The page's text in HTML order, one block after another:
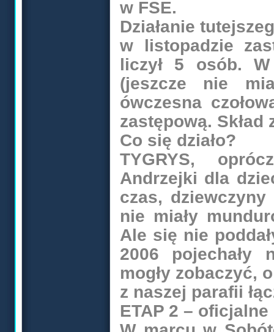
w FSE.
Działanie
w listopadzie
liczył 5 osób. W
(jeszcze nie
ówczesna
zastępową. Skład
Co się działo?
TYGRYS,
Andrzejki dla
czas,
nie miały
Ale się nie
2006 pojechały
mogły zobaczyć,
z naszej parafii
ETAP 2 –